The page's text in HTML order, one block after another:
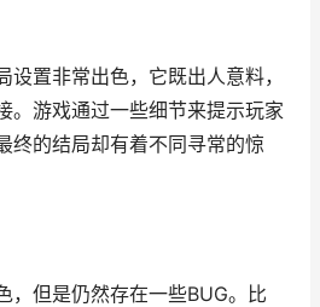
设置非常出色，它既出人意料，
。游戏通过一些细节来提示玩家
终的结局却有着不同寻常的惊
，但是仍然存在一些BUG。比